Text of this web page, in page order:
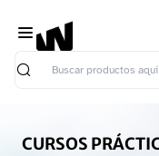
Buscar
CURSOS